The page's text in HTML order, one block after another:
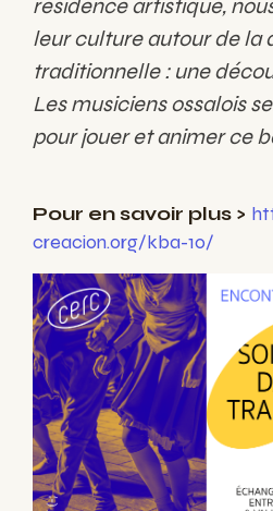
résidence artistique,
leur culture autour de la
traditionnelle : une
Les musiciens ossalois
pour jouer et animer ce
Pour en savoir plus >
creacion.org/kba-10/